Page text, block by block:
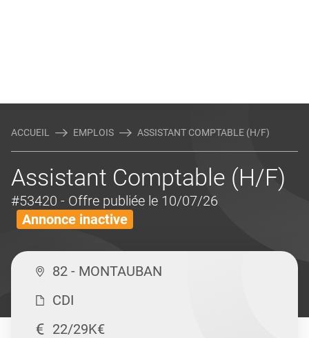
ACCUEIL EMPLOIS ASSISTANT COMPTABLE (H/F)
Assistant Comptable (H/F)
#53420 - Offre publiée le 10/07/26
Annonce inactive
82 - MONTAUBAN
CDI
22/29K€